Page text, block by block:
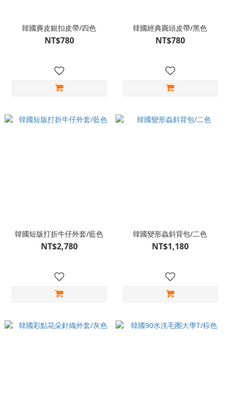
韓國麂皮銀扣皮帶/四色
NT$780
韓國經典圓頭皮帶/黑色
NT$780
韓國短版打折牛仔外套/藍色
NT$2,780
韓國變形蟲斜背包/二色
NT$1,180